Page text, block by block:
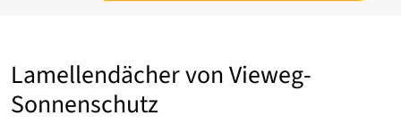
Lamellendächer von Vieweg-
Sonnenschutz